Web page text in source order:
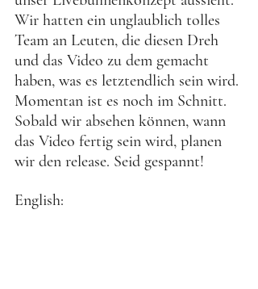
Wir hatten ein unglaublich tolles
Team an Leuten, die diesen Dreh
und das Video zu dem gemacht
haben, was es letztendlich sein wird.
Momentan ist es noch im Schnitt.
Sobald wir absehen können, wann
das Video fertig sein wird, planen
wir den release. Seid gespannt!
English: